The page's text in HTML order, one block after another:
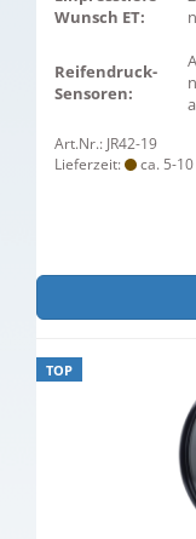
Wunsch ET:
Reifendruck-
Sensoren:
Art.Nr.: JR42-19
Lieferzeit:
ca. 5-
TOP